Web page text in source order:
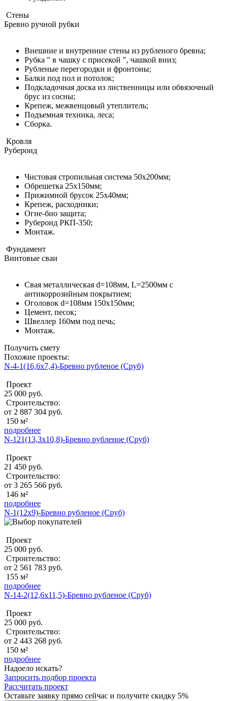
Стены
Бревно ручной рубки
Внешние и внутренние стены из рубленого бревна;
Рубка " в чашку с присекой ", чашкой вниз;
Рубленые перегородки и фронтоны;
Балки под пол и потолок;
Подкладочная доска из лиственницы или обвязочный
брус из сосны;
Крепеж, межвенцовый утеплитель;
Подъемная техника, леса;
Сборка.
Кровля
Рубероид
Чистовая стропильная система 50х200мм;
Обрешетка 25х150мм;
Прижимной брусок 25х40мм;
Крепеж, расходники;
Огне-био защита;
Рубероид РКП-350;
Монтаж.
Фундамент
Винтовые сваи
Свая металлическая d=108мм, L=2500мм с
антикоррозийным покрытием;
Оголовок d=108мм 150x150мм;
Цемент, песок;
Швеллер 160мм под печь;
Монтаж.
Получить смету
Похожие проекты:
N-4-1(16,6х7,4)-Бревно рубленое (Сруб)
Проект
25 000 руб.
Строительство:
от 2 887 304 руб.
150 м²
подробнее
N-121(13,3x10,8)-Бревно рубленое (Сруб)
Проект
21 450 руб.
Строительство:
от 3 265 566 руб.
146 м²
подробнее
N-1(12х9)-Бревно рубленое (Сруб)
Проект
25 000 руб.
Строительство:
от 2 561 783 руб.
155 м²
подробнее
N-14-2(12,6х11,5)-Бревно рубленое (Сруб)
Проект
25 000 руб.
Строительство:
от 2 443 268 руб.
150 м²
подробнее
Надоело искать?
Запросить подбор проекта
Рассчитать проект
Оставьте заявку прямо сейчас и получите скидку 5%